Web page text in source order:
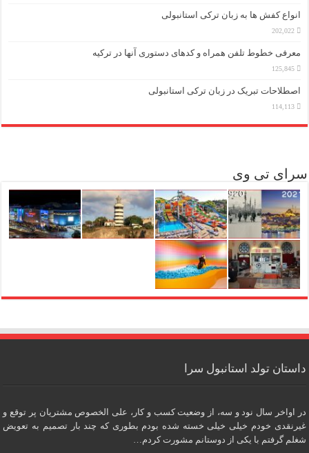
انواع کفش ها به زبان ترکی استانبولی
202,022
معرفی خطوط تلفن همراه و کدهای دستوری آنها در ترکیه
125,845
اصطلاحات تبریک در زبان ترکی استانبولی
114,113
سرای تی وی
داستان تولد استانبول سرا
در اواخر سال نود و سه، از وضعیت کسب و کار، علی الخصوص مشتریان پر توقع و
غیرنقدی خودم خیلی خیلی خسته شده بودم بطوری که چند بار تصمیم به تعویض
شغلم گرفتم با یکی از دوستانم مشورت کردم…